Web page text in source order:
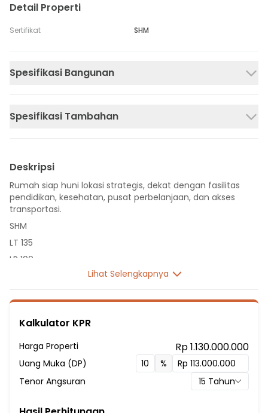
Detail Properti
Sertifikat SHM
Spesifikasi Bangunan
Spesifikasi Tambahan
Deskripsi
Rumah siap huni lokasi strategis, dekat dengan fasilitas
pendidikan, kesehatan, pusat perbelanjaan, dan akses
transportasi.
SHM
LT 135
LB 100
Fasilitas Sekitar Hunian:
2 Menit ke SDN CIBODAS 6
2 Menit ke SD NEGERI CIBODAS 8
2 Menit ke Sekolah Dasar Negeri Cibodas 4
5 Menit ke SD & SMP Citra Kasih
Lihat Selengkapnya
Kalkulator KPR
Harga Properti Rp 1.130.000.000
Uang Muka (DP)
%
Tenor Angsuran
15 Tahun